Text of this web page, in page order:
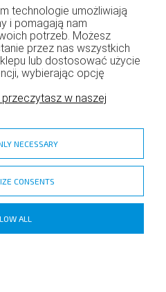
zamówienia…
40a, 05-270 Marki
nie istnieje!
tradycyjnym,
wydłuża się o czas
przelewu,
na konto!
technologie umożliwiają
i pomagają nam
potrzeb. Możesz
przez nas wszystkich
lub dostosować użycie
wybierając opcję
w naszej
NECESSARY
CONSENTS
ALL